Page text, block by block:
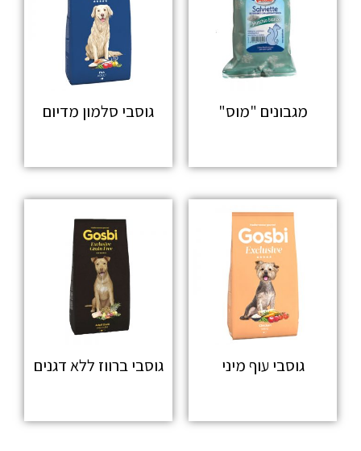
מגבונים "מוס" גוסבי סלמון מדיום
גוסבי עוף מיני גוסבי ברווז ללא דגנים